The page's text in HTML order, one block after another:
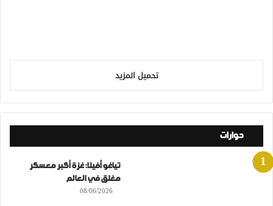
تحميل المزيد
حوارات
تياغو أفيلا: غزة أكبر معسكر
مغلق في العالم
08/06/2026